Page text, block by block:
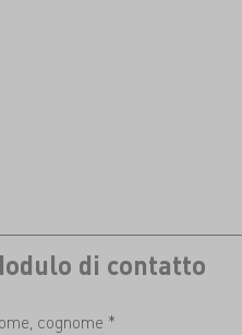
di contatto
cognome *